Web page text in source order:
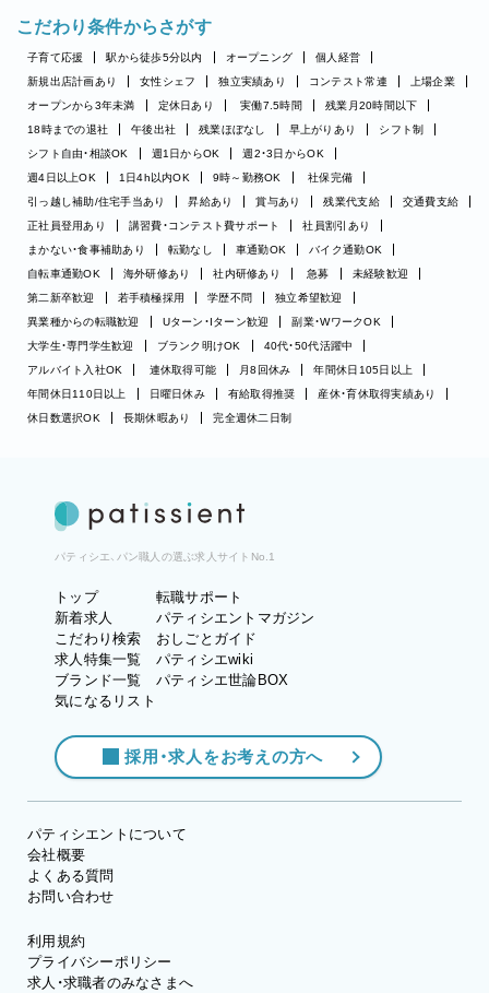
こだわり条件からさがす
子育て応援 駅から徒歩5分以内 オープニング
個人経営
新規出店計画あり
女性シェフ 独立実績あり コンテスト常連
上場企業
オープンから3年未満
定休日あり 実働7.5時間
残業月20時間以下
18時までの退社
午後出社 残業ほぼなし 早上がりあり
シフト制
シフト自由・相談OK
週1日からOK
週2・3日からOK
週4日以上OK
1日4h以内OK 9時～勤務OK
社保完備
引っ越し補助/住宅手当あり
昇給あり 賞与あり 残業代支給
交通費支給
正社員登用あり
講習費・コンテスト費サポート
社員割引あり
まかない・食事補助あり
転勤なし 車通勤OK
バイク通勤OK
自転車通勤OK
海外研修あり 社内研修あり 急募
未経験歓迎
第二新卒歓迎
若手積極採用 学歴不問
独立希望歓迎
異業種からの転職歓迎
Uターン・Iターン歓迎
副業・WワークOK
大学生・専門学生歓迎
ブランク明けOK
40代・50代活躍中
アルバイト入社OK
連休取得可能 月8回休み
年間休日105日以上
年間休日110日以上
日曜日休み 有給取得推奨
産休・育休取得実績あり
休日数選択OK
長期休暇あり 完全週休二日制
パティシエ、パン職人の選ぶ求人サイトNo.1
トップ
新着求人
こだわり検索
求人特集一覧
ブランド一覧
気になるリスト
転職サポート
パティシエントマガジン
おしごとガイド
パティシエwiki
パティシエ世論BOX
採用・求人をお考えの方へ
パティシエントについて
会社概要
よくある質問
お問い合わせ
利用規約
プライバシーポリシー
求人・求職者のみなさまへ